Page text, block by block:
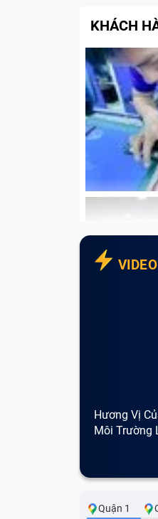
6. Hỗ
Bước
Bước
Bước
Bước
Ưu điểm
Thay mặt
tiết kiệm
Đôi khi,
sử dụng.
KHÁCH
Hương Vị
Môi Trường
Quận 1